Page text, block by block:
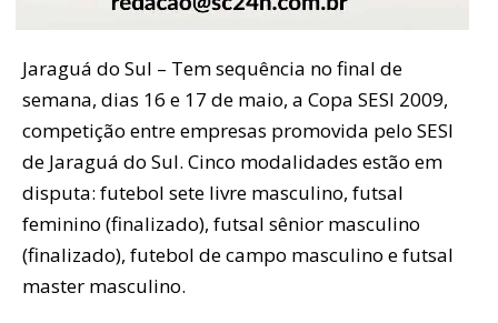
Jaraguá do Sul – Tem sequência no final de
semana, dias 16 e 17 de maio, a Copa SESI 2009,
competição entre empresas promovida pelo SESI
de Jaraguá do Sul. Cinco modalidades estão em
disputa: futebol sete livre masculino, futsal
feminino (finalizado), futsal sênior masculino
(finalizado), futebol de campo masculino e futsal
master masculino.